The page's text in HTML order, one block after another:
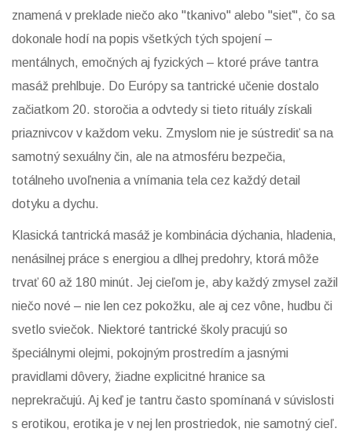
znamená v preklade niečo ako "tkanivo" alebo "sieť", čo sa
dokonale hodí na popis všetkých tých spojení –
mentálnych, emočných aj fyzických – ktoré práve tantra
masáž prehlbuje. Do Európy sa tantrické učenie dostalo
začiatkom 20. storočia a odvtedy si tieto rituály získali
priaznivcov v každom veku. Zmyslom nie je sústrediť sa na
samotný sexuálny čin, ale na atmosféru bezpečia,
totálneho uvoľnenia a vnímania tela cez každý detail
dotyku a dychu.
Klasická tantrická masáž je kombinácia dýchania, hladenia,
nenásilnej práce s energiou a dlhej predohry, ktorá môže
trvať 60 až 180 minút. Jej cieľom je, aby každý zmysel zažil
niečo nové – nie len cez pokožku, ale aj cez vône, hudbu či
svetlo sviečok. Niektoré tantrické školy pracujú so
špeciálnymi olejmi, pokojným prostredím a jasnými
pravidlami dôvery, žiadne explicitné hranice sa
neprekračujú. Aj keď je tantru často spomínaná v súvislosti
s erotikou, erotika je v nej len prostriedok, nie samotný cieľ.